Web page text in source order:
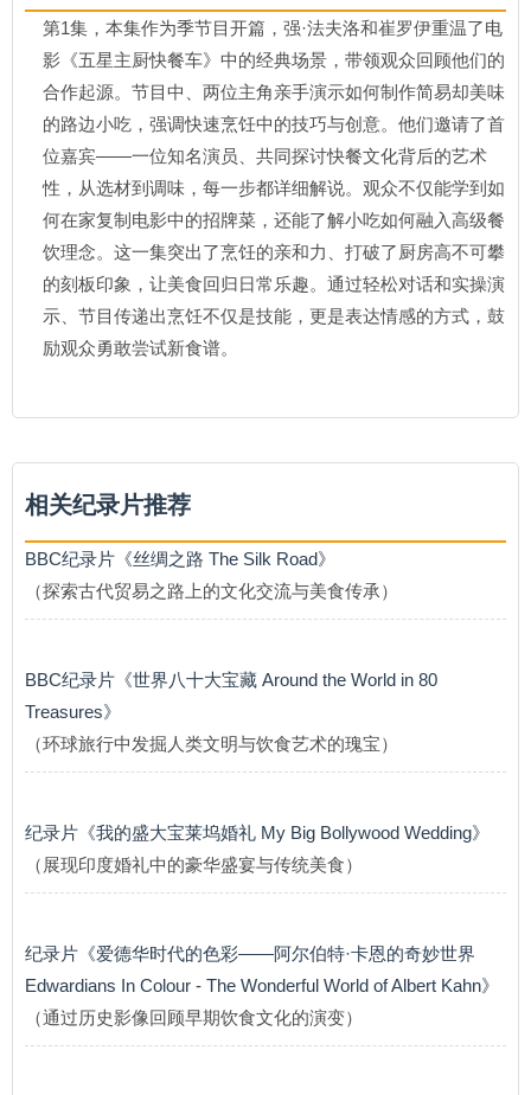
第1集，本集作为季节目开篇，强·法夫洛和崔罗伊重温了电
影《五星主厨快餐车》中的经典场景，带领观众回顾他们的
合作起源。节目中、两位主角亲手演示如何制作简易却美味
的路边小吃，强调快速烹饪中的技巧与创意。他们邀请了首
位嘉宾——一位知名演员、共同探讨快餐文化背后的艺术
性，从选材到调味，每一步都详细解说。观众不仅能学到如
何在家复制电影中的招牌菜，还能了解小吃如何融入高级餐
饮理念。这一集突出了烹饪的亲和力、打破了厨房高不可攀
的刻板印象，让美食回归日常乐趣。通过轻松对话和实操演
示、节目传递出烹饪不仅是技能，更是表达情感的方式，鼓
励观众勇敢尝试新食谱。
相关纪录片推荐
BBC纪录片《丝绸之路 The Silk Road》
（探索古代贸易之路上的文化交流与美食传承）
BBC纪录片《世界八十大宝藏 Around the World in 80
Treasures》
（环球旅行中发掘人类文明与饮食艺术的瑰宝）
纪录片《我的盛大宝莱坞婚礼 My Big Bollywood Wedding》
（展现印度婚礼中的豪华盛宴与传统美食）
纪录片《爱德华时代的色彩——阿尔伯特·卡恩的奇妙世界
Edwardians In Colour - The Wonderful World of Albert Kahn》
（通过历史影像回顾早期饮食文化的演变）